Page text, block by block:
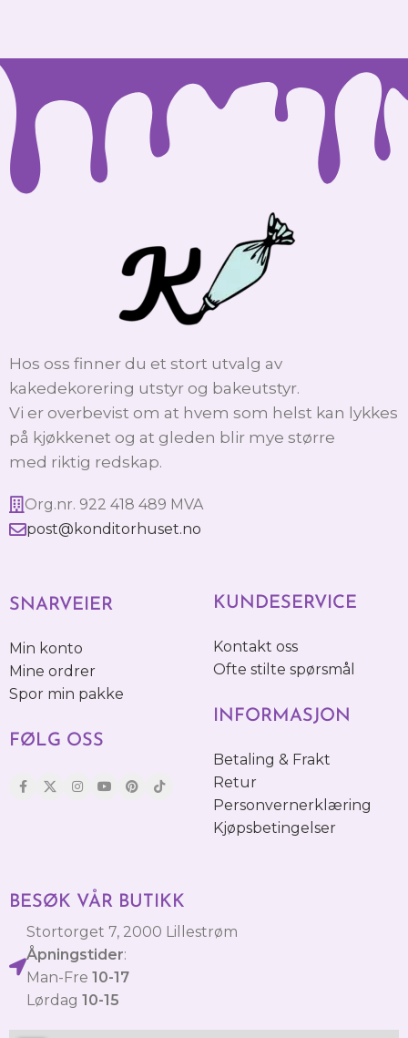
Hos oss finner du et stort utvalg av
kakedekorering utstyr og bakeutstyr.
Vi er overbevist om at hvem som helst kan lykkes
på kjøkkenet og at gleden blir mye større
med riktig redskap.
Org.nr. 922 418 489 MVA
post@konditorhuset.no
SNARVEIER
Min konto
Mine ordrer
Spor min pakke
FØLG OSS
KUNDESERVICE
Kontakt oss
Ofte stilte spørsmål
INFORMASJON
Betaling & Frakt
Retur
Personvernerklæring
Kjøpsbetingelser
BESØK VÅR BUTIKK
Stortorget 7, 2000 Lillestrøm
Åpningstider:
Man-Fre 10-17
Lørdag 10-15